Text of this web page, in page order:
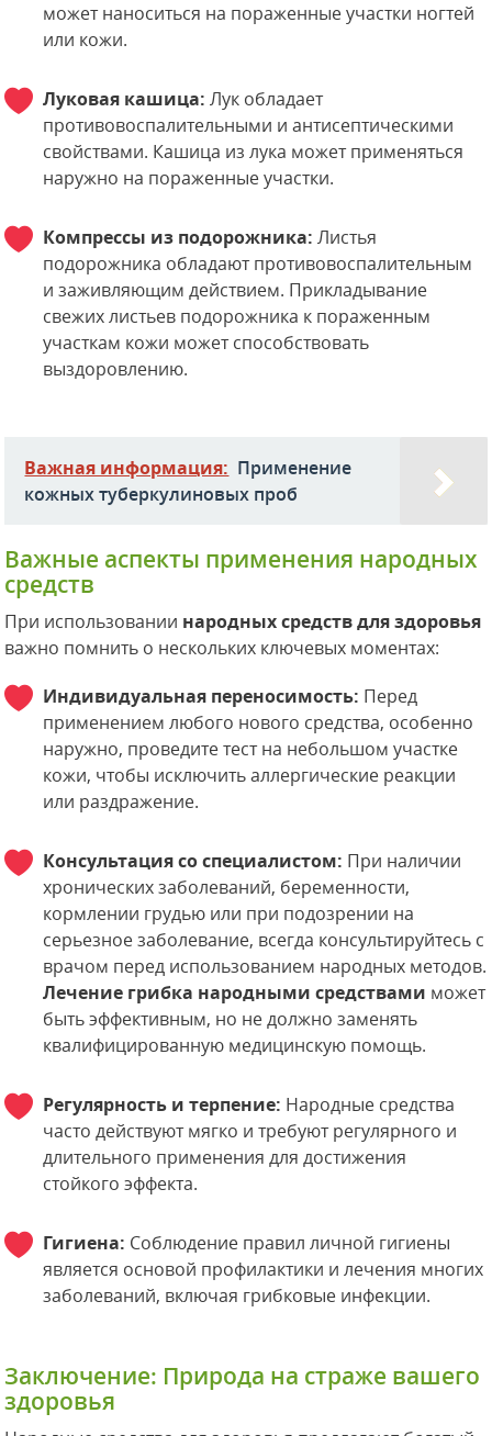
может наноситься на пораженные участки ногтей
или кожи.
Луковая кашица: Лук обладает
противовоспалительными и антисептическими
свойствами. Кашица из лука может применяться
наружно на пораженные участки.
Компрессы из подорожника: Листья
подорожника обладают противовоспалительным
и заживляющим действием. Прикладывание
свежих листьев подорожника к пораженным
участкам кожи может способствовать
выздоровлению.
Важная информация: Применение
кожных туберкулиновых проб
Важные аспекты применения народных
средств
При использовании народных средств для здоровья
важно помнить о нескольких ключевых моментах:
Индивидуальная переносимость: Перед
применением любого нового средства, особенно
наружно, проведите тест на небольшом участке
кожи, чтобы исключить аллергические реакции
или раздражение.
Консультация со специалистом: При наличии
хронических заболеваний, беременности,
кормлении грудью или при подозрении на
серьезное заболевание, всегда консультируйтесь с
врачом перед использованием народных методов.
Лечение грибка народными средствами может
быть эффективным, но не должно заменять
квалифицированную медицинскую помощь.
Регулярность и терпение: Народные средства
часто действуют мягко и требуют регулярного и
длительного применения для достижения
стойкого эффекта.
Гигиена: Соблюдение правил личной гигиены
является основой профилактики и лечения многих
заболеваний, включая грибковые инфекции.
Заключение: Природа на страже вашего
здоровья